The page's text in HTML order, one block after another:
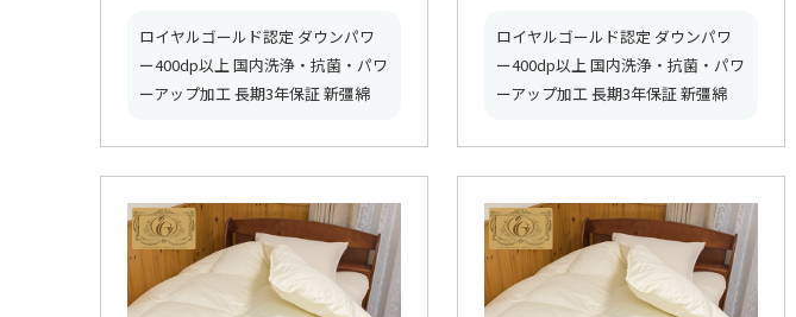
ロイヤルゴールド認定 ダウンパワ
ー400dp以上 国内洗浄・抗菌・パワ
ーアップ加工 長期3年保証 新彊綿
ロイヤルゴールド認定 ダウンパワ
ー400dp以上 国内洗浄・抗菌・パワ
ーアップ加工 長期3年保証 新彊綿